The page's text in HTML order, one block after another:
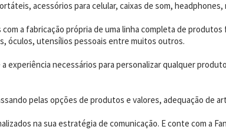
acessórios para celular, caixas de som,
a fabricação própria de uma linha completa de
óculos, utensílios pessoais entre muitos outros.
experiência necessários para personalizar qualquer
pelas opções de produtos e valores, adequação de
na sua estratégia de comunicação. E conte com a